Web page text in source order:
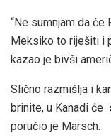
“Ne sumnjam da će
Meksiko to riješiti i
kazao je bivši
Slično razmišlja i
brinite, u Kanadi će
poručio je Marsch.